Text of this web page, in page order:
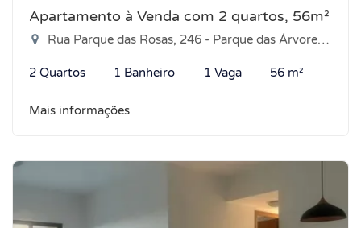
Apartamento à Venda com 2 quartos, 56m²
Rua Parque das Rosas, 246 - Parque das Árvores, Parnamirim-RN
2 Quartos 1 Banheiro 1 Vaga 56 m²
Mais informações